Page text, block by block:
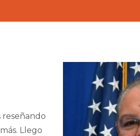
reseñando
Llego